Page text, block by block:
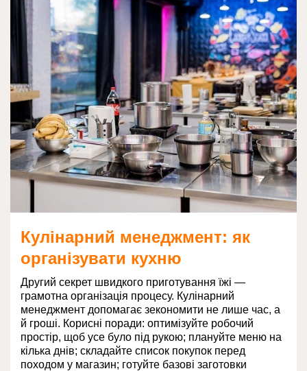
Кулінарний менеджмент: як
організувати кухню
Другий секрет швидкого приготування їжі —
грамотна організація процесу. Кулінарний
менеджмент допомагає зекономити не лише час, а
й гроші. Корисні поради: оптимізуйте робочий
простір, щоб усе було під рукою; плануйте меню на
кілька днів; складайте список покупок перед
походом у магазин; готуйте базові заготовки